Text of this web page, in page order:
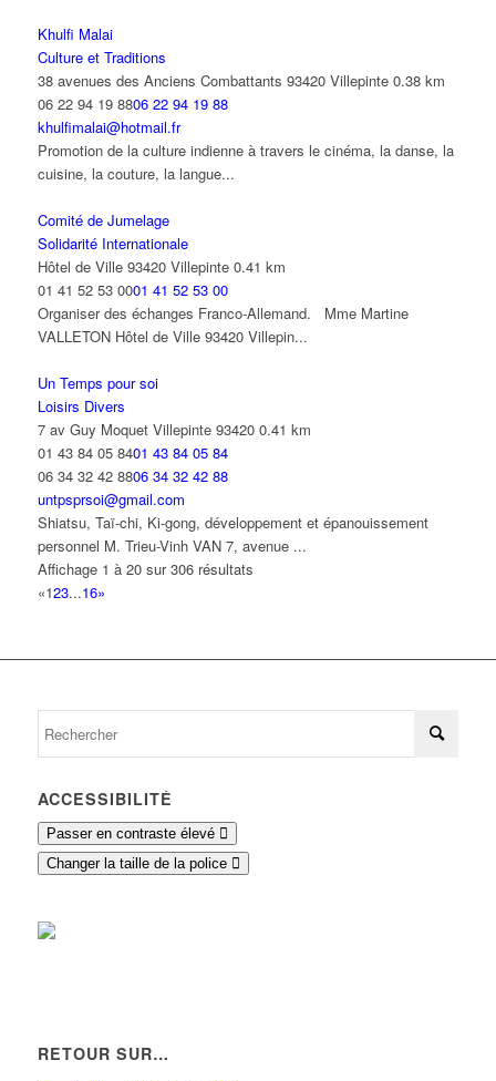
Khulfi Malai
Culture et Traditions
38 avenues des Anciens Combattants 93420 Villepinte 0.38 km
06 22 94 19 8806 22 94 19 88
khulfimalai@hotmail.fr
Promotion de la culture indienne à travers le cinéma, la danse, la
cuisine, la couture, la langue...
Comité de Jumelage
Solidarité Internationale
Hôtel de Ville 93420 Villepinte 0.41 km
01 41 52 53 0001 41 52 53 00
Organiser des échanges Franco-Allemand. Mme Martine
VALLETON Hôtel de Ville 93420 Villepin...
Un Temps pour soi
Loisirs Divers
7 av Guy Moquet Villepinte 93420 0.41 km
01 43 84 05 8401 43 84 05 84
06 34 32 42 8806 34 32 42 88
untpsprsoi@gmail.com
Shiatsu, Taï-chi, Ki-gong, développement et épanouissement
personnel M. Trieu-Vinh VAN 7, avenue ...
Affichage 1 à 20 sur 306 résultats
«123...16»
ACCESSIBILITÉ
Passer en contraste élevé
Changer la taille de la police
RETOUR SUR…